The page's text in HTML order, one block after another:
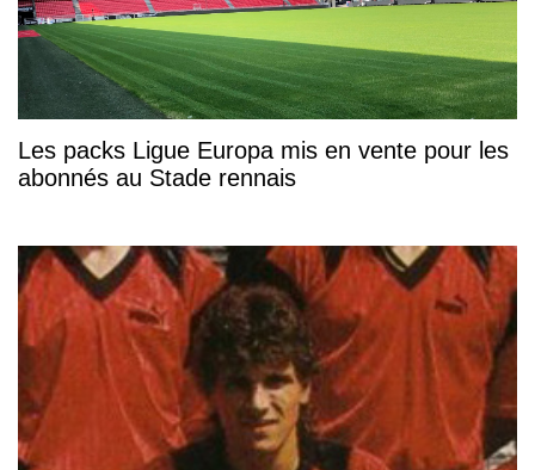
Les packs Ligue Europa mis en vente pour les
abonnés au Stade rennais